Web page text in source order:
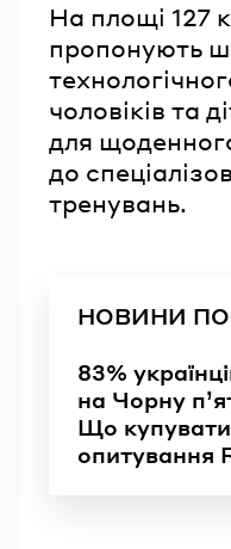
На площі 127
пропонують
чоловіків та
для
до
тренувань.
НОВИНИ ПО
83%
на Чорну
Що
опитування